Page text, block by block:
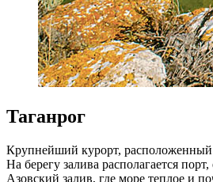
Таганрог
Крупнейший курорт, расположенный
На берегу залива располагается
Азовский залив, где море теплое и